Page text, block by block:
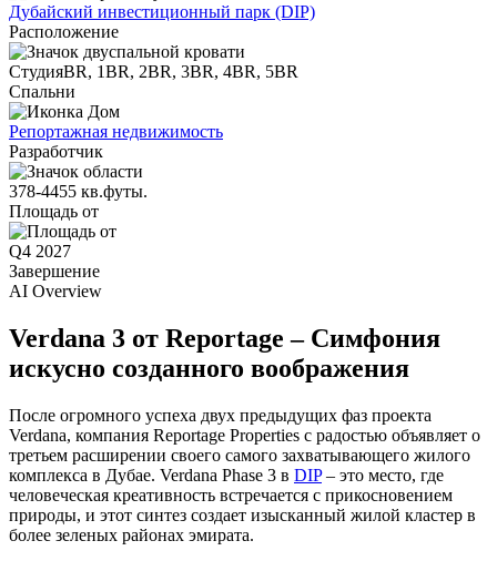
Дубайский инвестиционный парк (DIP)
Расположение
СтудияBR, 1BR, 2BR, 3BR, 4BR, 5BR
Спальни
Репортажная недвижимость
Разработчик
378-4455 кв.футы.
Площадь от
Q4 2027
Завершение
AI Overview
Verdana 3 от Reportage – Симфония
искусно созданного воображения
После огромного успеха двух предыдущих фаз проекта
Verdana, компания Reportage Properties с радостью объявляет о
третьем расширении своего самого захватывающего жилого
комплекса в Дубае. Verdana Phase 3 в DIP– это место, где
человеческая креативность встречается с прикосновением
природы, и этот синтез создает изысканный жилой кластер в
более зеленых районах эмирата.